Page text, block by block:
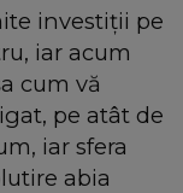
investiții pe
iar acum
cum vă
pe atât de
iar sfera
abia